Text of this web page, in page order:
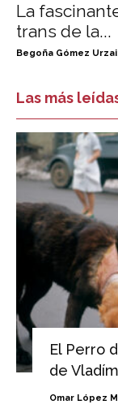
La
trans de la...
Begoña Gómez
Las más
El Perro
de
Omar López